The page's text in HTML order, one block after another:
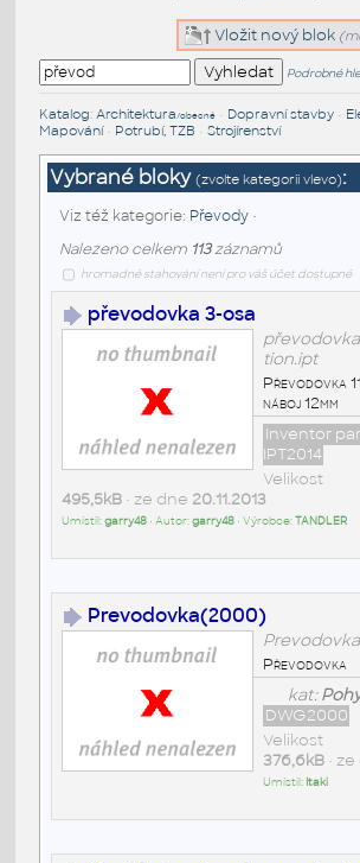
Vložit nový blok
Podrobné
Katalog: Architektura/obecné• Dopravní stavby•
Mapování• Potrubí, TZB • Strojírenství
Vybrané bloky (zvolte kategorii vlevo):
Viz též kategorie: Převody•
Nalezeno celkem 113záznamů
hromadné stahování není pro váš účet dostupné
převodovka 3-osa
tion.ipt
Převodovka
náboj 12mm
Inventor
IPT2014
Velikost
495,5kB• ze dne 20.11.2013
Umístil:garry48• Autor:garry48• Výrobce:TANDLER
Prevodovka(2000)
Převodovka
kat:
DWG2000
Velikost
376,6kB•
Umístil: Itaki